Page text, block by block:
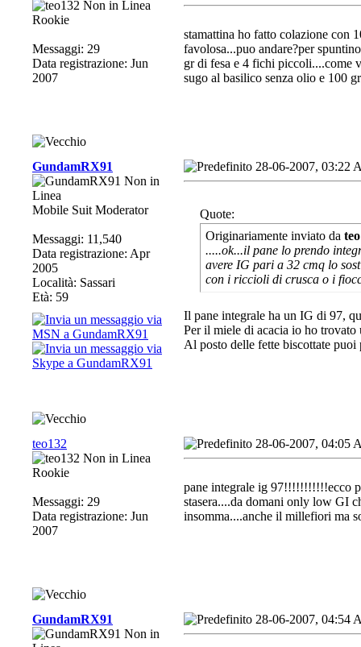
Rookie
Messaggi: 29
Data registrazione: Jun
2007
stamattina ho fatto colazione con
favolosa...puo andare?per
gr di fesa e 4 fichi piccoli....come
sugo al basilico senza olio e 100
GundamRX91
Mobile Suit Moderator
Messaggi: 11,540
Data registrazione: Apr
2005
Località: Sassari
Età: 59
28-06-2007, 03:22
Quote:
Originariamente inviato da
.....ok...il pane lo prendo
avere IG pari a 32 cmq lo
con i riccioli di crusca o i
Il pane integrale ha un IG di 97,
Per il miele di acacia io ho
Al posto delle fette biscottate
teo132
Rookie
Messaggi: 29
Data registrazione: Jun
2007
28-06-2007, 04:05
pane integrale ig 97!!!!!!!!!!!ecco
stasera....da domani only low GI
insomma....anche il millefiori ma
GundamRX91 28-06-2007, 04:54